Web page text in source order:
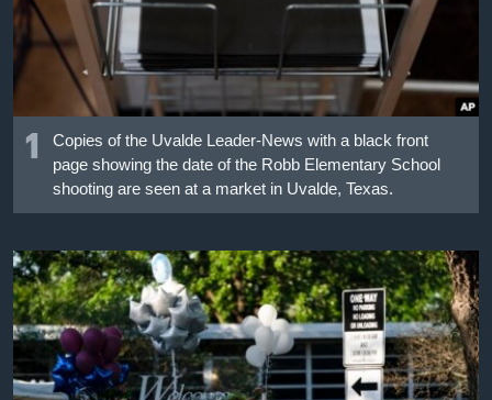
ติดตามเรา
เลือกภาษา
1
Copies of the Uvalde Leader-News with a black front
page showing the date of the Robb Elementary School
shooting are seen at a market in Uvalde, Texas.